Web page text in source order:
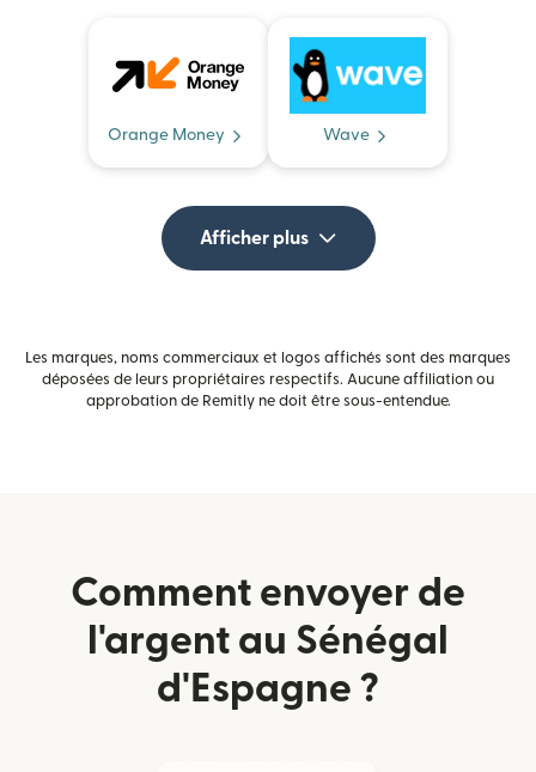
Orange Money Wave
Afficher plus
Les marques, noms commerciaux et logos affichés sont des marques
déposées de leurs propriétaires respectifs. Aucune affiliation ou
approbation de Remitly ne doit être sous-entendue.
Comment envoyer de
l'argent au Sénégal
d'Espagne ?